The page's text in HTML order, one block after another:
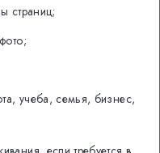
страниц;
учеба, семья, бизнес,